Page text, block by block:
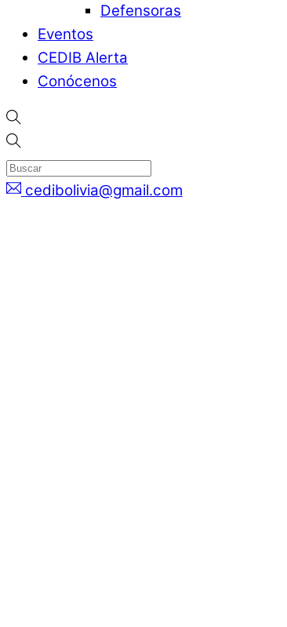
Defensoras
Eventos
CEDIB Alerta
Conócenos
cedibolivia@gmail.com